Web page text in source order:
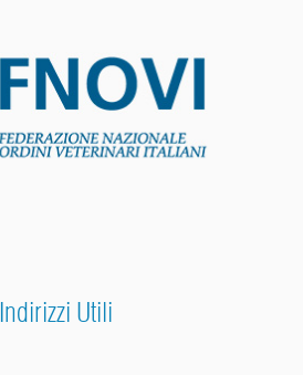
Indirizzi Utili